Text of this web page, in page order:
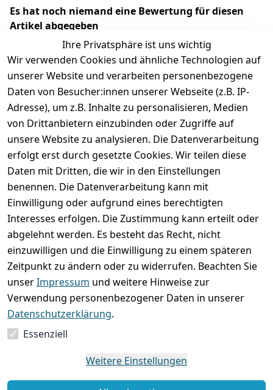
Es hat noch niemand eine Bewertung für diesen
Artikel abgegeben
Ihre Privatsphäre ist uns wichtig
Wir verwenden Cookies und ähnliche Technologien auf
unserer Website und verarbeiten personenbezogene
Daten von Besucher:innen unserer Webseite (z.B. IP-
Adresse), um z.B. Inhalte zu personalisieren, Medien
von Drittanbietern einzubinden oder Zugriffe auf
unsere Website zu analysieren. Die Datenverarbeitung
erfolgt erst durch gesetzte Cookies. Wir teilen diese
Daten mit Dritten, die wir in den Einstellungen
benennen. Die Datenverarbeitung kann mit
Einwilligung oder aufgrund eines berechtigten
Interesses erfolgen. Die Zustimmung kann erteilt oder
abgelehnt werden. Es besteht das Recht, nicht
einzuwilligen und die Einwilligung zu einem späteren
Zeitpunkt zu ändern oder zu widerrufen. Beachten Sie
unserImpressum und weitere Hinweise zur
Verwendung personenbezogener Daten in unserer
Datenschutzerklärung.
Essenziell
Weitere Einstellungen
Rechtliches
Impressum
Datenschutze
rklärung
Batterieentsor
gung
Widerrufsrec
Services
Kontakt
Registrieren
Zahlung und
Versand
Umtausch /
Reklamation
Wir
versenden
mit
Folgt uns
gern auf
Zahle
bequem per